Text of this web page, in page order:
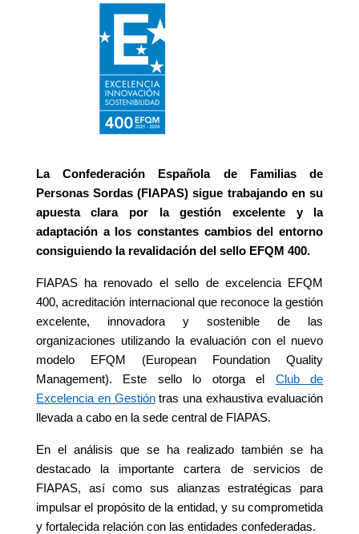
La Confederación Española de Familias de
Personas Sordas (FIAPAS) sigue trabajando en su
apuesta clara por la gestión excelente y la
adaptación a los constantes cambios del entorno
consiguiendo la revalidación del sello EFQM 400.
FIAPAS ha renovado el sello de excelencia EFQM
400, acreditación internacional que reconoce la gestión
excelente, innovadora y sostenible de las
organizaciones utilizando la evaluación con el nuevo
modelo EFQM (European Foundation Quality
Management). Este sello lo otorga el Club de
Excelencia en Gestióntras una exhaustiva evaluación
llevada a cabo en la sede central de FIAPAS.
En el análisis que se ha realizado también se ha
destacado la importante cartera de servicios de
FIAPAS, así como sus alianzas estratégicas para
impulsar el propósito de la entidad, y su comprometida
y fortalecida relación con las entidades confederadas.